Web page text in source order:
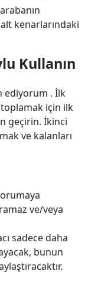
kenarlarındaki
Kullanın
ediyorum . İlk
için ilk
geçirin. İkinci
ve kalanları
ve/veya
sadece daha
bunun